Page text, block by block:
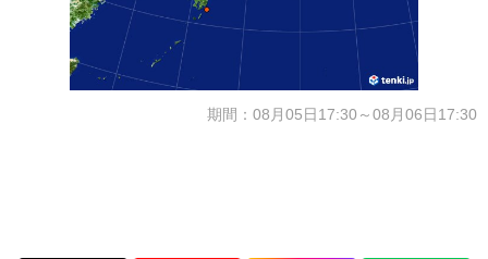
期間：08月05日17:30～08月06日17:30